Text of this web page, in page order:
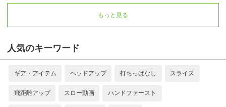
もっと見る
人気のキーワード
ギア・アイテム ヘッドアップ 打ちっぱなし スライス
飛距離アップ スロー動画 ハンドファースト